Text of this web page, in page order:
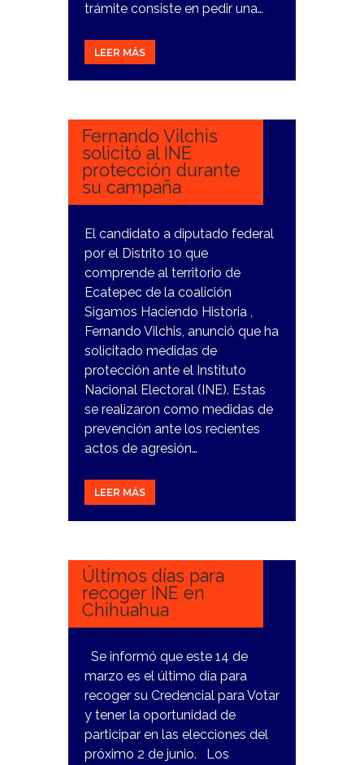
trámite consiste en pedir una…
LEER MÁS
13
Fernando Vilchis
solicitó al INE
protección durante
su campaña
El candidato a diputado federal
por el Distrito 10 que
comprende al territorio de
Ecatepec de la coalición
Sigamos Haciendo Historia ,
Fernando Vilchis, anunció que ha
solicitado medidas de
protección ante el Instituto
Nacional Electoral (INE). Estas
se realizaron como medidas de
prevención ante los recientes
actos de agresión…
LEER MÁS
12
Últimos días para
recoger INE en
Chihuahua
Se informó que este 14 de
marzo es el último día para
recoger su Credencial para Votar
y tener la oportunidad de
participar en las elecciones del
próximo 2 de junio. Los